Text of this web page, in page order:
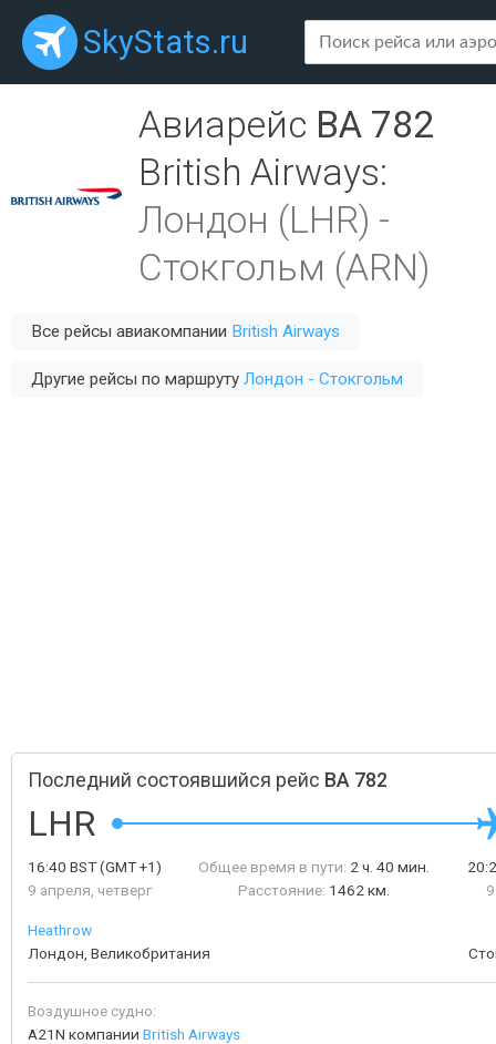
SkyStats.ru
Авиарейс BA 782
British Airways:
Лондон (LHR) -
Стокгольм (ARN)
Все рейсы авиакомпании British Airways
Другие рейсы по маршруту Лондон - Стокгольм
Последний состоявшийся рейс BA 782
LHR
16:40 BST(GMT +1)
9 апреля, четверг
Общее время в пути: 2 ч. 40 мин.
Расстояние: 1462 км.
Heathrow
Лондон, Великобритания
Воздушное судно:
A21N компании British Airways